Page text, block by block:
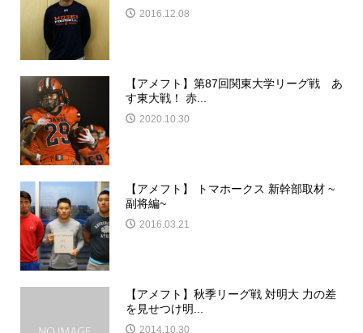
2016.12.08
【アメフト】第87回関東大学リーグ戦 あ
す東大戦！ 赤...
2020.10.30
【アメフト】 トマホークス 新幹部取材 ~
副将編~
2016.03.21
【アメフト】秋季リーグ戦 対明大 力の差
を見せつけ明...
2014.10.30